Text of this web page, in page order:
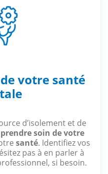
votre santé
d’isolement et de
prendre soin de votre
santé. Identifiez vos
pas à en parler à
si besoin.